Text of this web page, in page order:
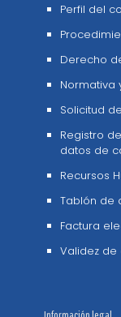
Perfil del
Derecho
Normativa
Solicitud
Registro
datos de
Recursos
Tablón de
Factura
Validez de